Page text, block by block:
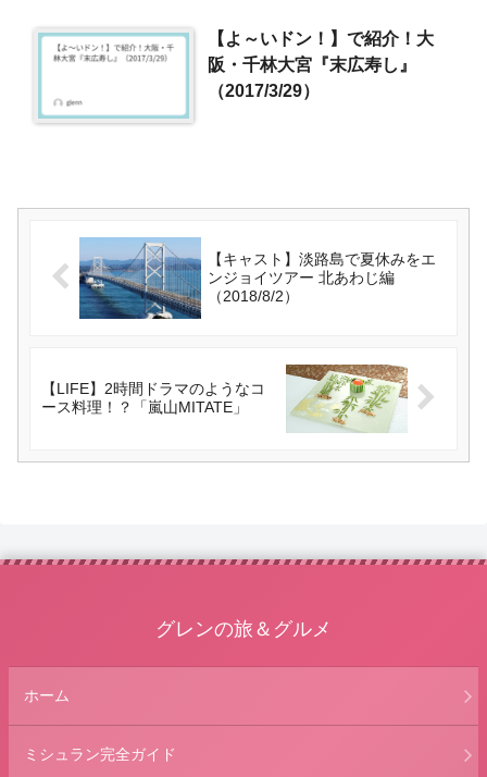
【よ～いドン！】で紹介！大
阪・千林大宮『末広寿し』
（2017/3/29）
【キャスト】淡路島で夏休みをエ
ンジョイツアー 北あわじ編
（2018/8/2）
【LIFE】2時間ドラマのようなコ
ース料理！？「嵐山MITATE」
グレンの旅＆グルメ
ホーム
ミシュラン完全ガイド